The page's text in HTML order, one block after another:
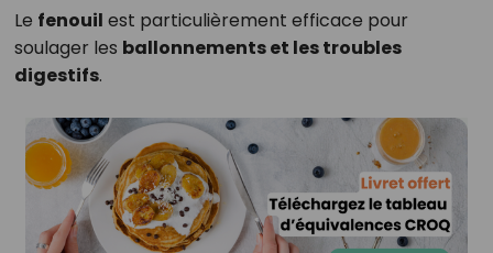
Le fenouil est particulièrement efficace pour
soulager les ballonnements et les troubles
digestifs.